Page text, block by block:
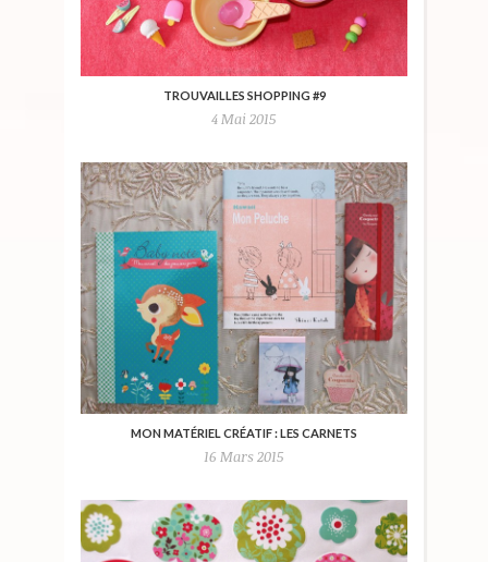
TROUVAILLES SHOPPING #9
4 Mai 2015
MON MATÉRIEL CRÉATIF : LES CARNETS
16 Mars 2015